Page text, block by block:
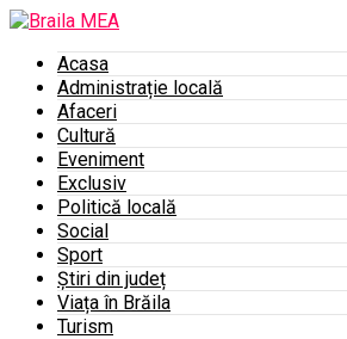
Acasa
Administrație locală
Afaceri
Cultură
Eveniment
Exclusiv
Politică locală
Social
Sport
Știri din județ
Viața în Brăila
Turism